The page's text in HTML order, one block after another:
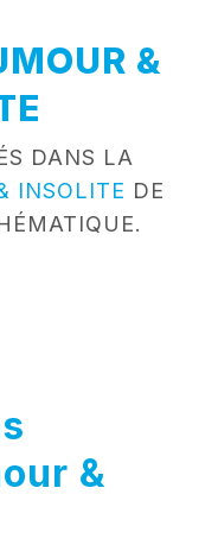
&
DANS LA
INSOLITE DE
&